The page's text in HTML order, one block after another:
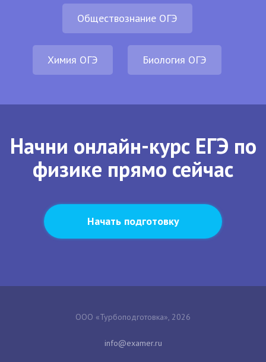
Обществознание ОГЭ
Химия ОГЭ Биология ОГЭ
Начни онлайн-курс ЕГЭ по
физике прямо сейчас
Начать подготовку
ООО «Турбоподготовка», 2026